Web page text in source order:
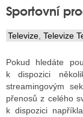
TISK
RÁDIÍ
RÁDIÍ
Sportovní
Televize Televize
Pokud hledáte
k dispozici
streamingovým
přenosů z celého
k dispozici